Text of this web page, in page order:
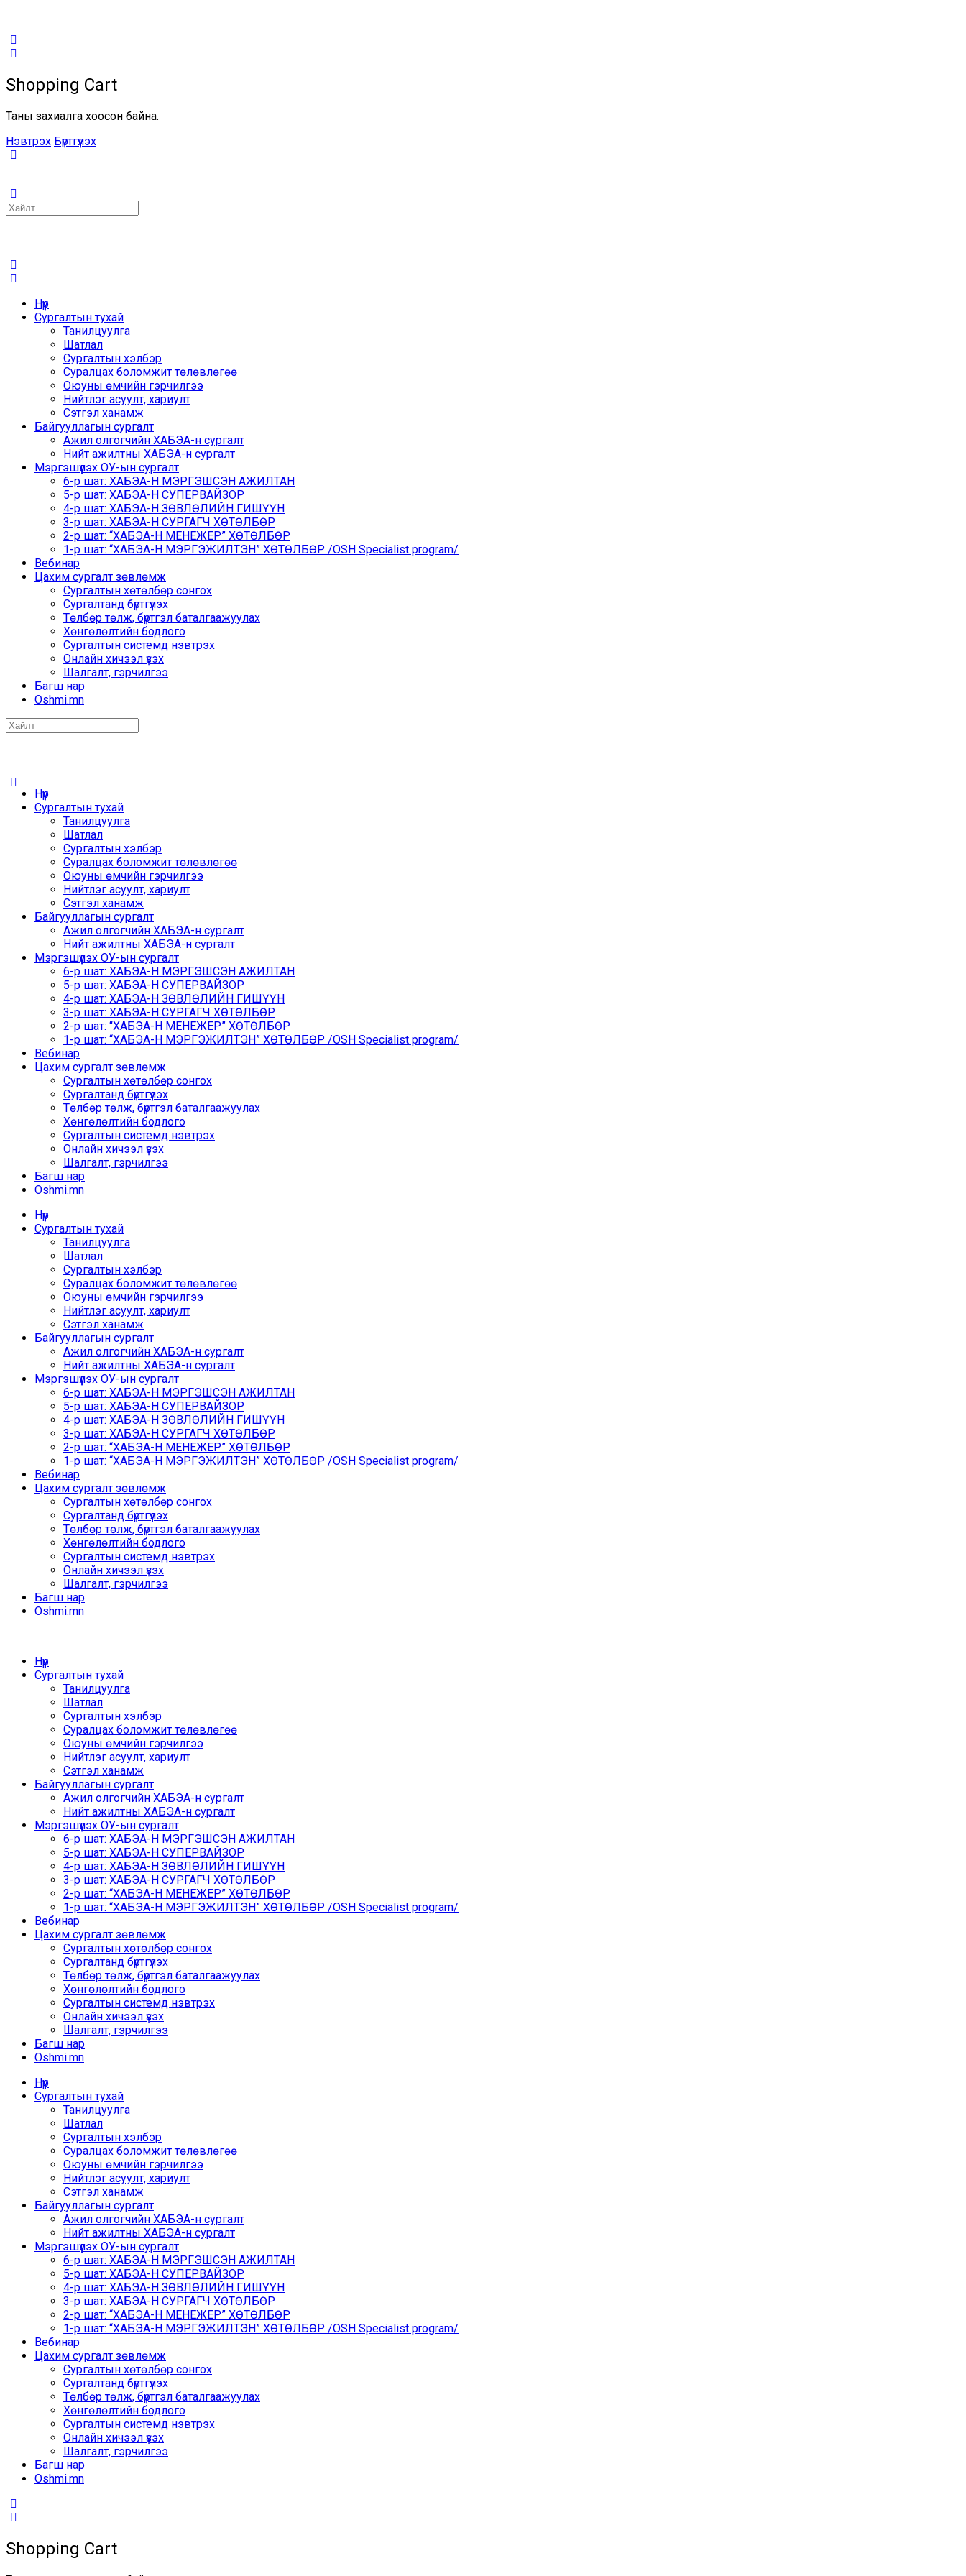
Shopping Cart
Таны захиалга хоосон байна.
Нэвтрэх Бүртгүүлэх
Search
for:
Нүүр
Сургалтын тухай
Танилцуулга
Шатлал
Сургалтын хэлбэр
Суралцах боломжит төлөвлөгөө
Оюуны өмчийн гэрчилгээ
Нийтлэг асуулт, хариулт
Сэтгэл ханамж
Байгууллагын сургалт
Ажил олгогчийн ХАБЭА-н сургалт
Нийт ажилтны ХАБЭА-н сургалт
Мэргэшүүлэх ОУ-ын сургалт
6-р шат: ХАБЭА-Н МЭРГЭШСЭН АЖИЛТАН
5-р шат: ХАБЭА-Н СУПЕРВАЙЗОР
4-р шат: ХАБЭА-Н ЗӨВЛӨЛИЙН ГИШҮҮН
3-р шат: ХАБЭА-Н СУРГАГЧ ХӨТӨЛБӨР
2-р шат: “ХАБЭА-Н МЕНЕЖЕР” ХӨТӨЛБӨР
1-р шат: “ХАБЭА-Н МЭРГЭЖИЛТЭН” ХӨТӨЛБӨР /OSH Specialist program/
Вебинар
Цахим сургалт зөвлөмж
Сургалтын хөтөлбөр сонгох
Сургалтанд бүртгүүлэх
Төлбөр төлж, бүртгэл баталгаажуулах
Хөнгөлөлтийн бодлого
Сургалтын системд нэвтрэх
Онлайн хичээл үзэх
Шалгалт, гэрчилгээ
Багш нар
Oshmi.mn
Search
for:
Нүүр
Сургалтын тухай
Танилцуулга
Шатлал
Сургалтын хэлбэр
Суралцах боломжит төлөвлөгөө
Оюуны өмчийн гэрчилгээ
Нийтлэг асуулт, хариулт
Сэтгэл ханамж
Байгууллагын сургалт
Ажил олгогчийн ХАБЭА-н сургалт
Нийт ажилтны ХАБЭА-н сургалт
Мэргэшүүлэх ОУ-ын сургалт
6-р шат: ХАБЭА-Н МЭРГЭШСЭН АЖИЛТАН
5-р шат: ХАБЭА-Н СУПЕРВАЙЗОР
4-р шат: ХАБЭА-Н ЗӨВЛӨЛИЙН ГИШҮҮН
3-р шат: ХАБЭА-Н СУРГАГЧ ХӨТӨЛБӨР
2-р шат: “ХАБЭА-Н МЕНЕЖЕР” ХӨТӨЛБӨР
1-р шат: “ХАБЭА-Н МЭРГЭЖИЛТЭН” ХӨТӨЛБӨР /OSH Specialist program/
Вебинар
Цахим сургалт зөвлөмж
Сургалтын хөтөлбөр сонгох
Сургалтанд бүртгүүлэх
Төлбөр төлж, бүртгэл баталгаажуулах
Хөнгөлөлтийн бодлого
Сургалтын системд нэвтрэх
Онлайн хичээл үзэх
Шалгалт, гэрчилгээ
Багш нар
Oshmi.mn
Нүүр
Сургалтын тухай
Танилцуулга
Шатлал
Сургалтын хэлбэр
Суралцах боломжит төлөвлөгөө
Оюуны өмчийн гэрчилгээ
Нийтлэг асуулт, хариулт
Сэтгэл ханамж
Байгууллагын сургалт
Ажил олгогчийн ХАБЭА-н сургалт
Нийт ажилтны ХАБЭА-н сургалт
Мэргэшүүлэх ОУ-ын сургалт
6-р шат: ХАБЭА-Н МЭРГЭШСЭН АЖИЛТАН
5-р шат: ХАБЭА-Н СУПЕРВАЙЗОР
4-р шат: ХАБЭА-Н ЗӨВЛӨЛИЙН ГИШҮҮН
3-р шат: ХАБЭА-Н СУРГАГЧ ХӨТӨЛБӨР
2-р шат: “ХАБЭА-Н МЕНЕЖЕР” ХӨТӨЛБӨР
1-р шат: “ХАБЭА-Н МЭРГЭЖИЛТЭН” ХӨТӨЛБӨР /OSH Specialist program/
Вебинар
Цахим сургалт зөвлөмж
Сургалтын хөтөлбөр сонгох
Сургалтанд бүртгүүлэх
Төлбөр төлж, бүртгэл баталгаажуулах
Хөнгөлөлтийн бодлого
Сургалтын системд нэвтрэх
Онлайн хичээл үзэх
Шалгалт, гэрчилгээ
Багш нар
Oshmi.mn
Нүүр
Сургалтын тухай
Танилцуулга
Шатлал
Сургалтын хэлбэр
Суралцах боломжит төлөвлөгөө
Оюуны өмчийн гэрчилгээ
Нийтлэг асуулт, хариулт
Сэтгэл ханамж
Байгууллагын сургалт
Ажил олгогчийн ХАБЭА-н сургалт
Нийт ажилтны ХАБЭА-н сургалт
Мэргэшүүлэх ОУ-ын сургалт
6-р шат: ХАБЭА-Н МЭРГЭШСЭН АЖИЛТАН
5-р шат: ХАБЭА-Н СУПЕРВАЙЗОР
4-р шат: ХАБЭА-Н ЗӨВЛӨЛИЙН ГИШҮҮН
3-р шат: ХАБЭА-Н СУРГАГЧ ХӨТӨЛБӨР
2-р шат: “ХАБЭА-Н МЕНЕЖЕР” ХӨТӨЛБӨР
1-р шат: “ХАБЭА-Н МЭРГЭЖИЛТЭН” ХӨТӨЛБӨР /OSH Specialist program/
Вебинар
Цахим сургалт зөвлөмж
Сургалтын хөтөлбөр сонгох
Сургалтанд бүртгүүлэх
Төлбөр төлж, бүртгэл баталгаажуулах
Хөнгөлөлтийн бодлого
Сургалтын системд нэвтрэх
Онлайн хичээл үзэх
Шалгалт, гэрчилгээ
Багш нар
Oshmi.mn
Нүүр
Сургалтын тухай
Танилцуулга
Шатлал
Сургалтын хэлбэр
Суралцах боломжит төлөвлөгөө
Оюуны өмчийн гэрчилгээ
Нийтлэг асуулт, хариулт
Сэтгэл ханамж
Байгууллагын сургалт
Ажил олгогчийн ХАБЭА-н сургалт
Нийт ажилтны ХАБЭА-н сургалт
Мэргэшүүлэх ОУ-ын сургалт
6-р шат: ХАБЭА-Н МЭРГЭШСЭН АЖИЛТАН
5-р шат: ХАБЭА-Н СУПЕРВАЙЗОР
4-р шат: ХАБЭА-Н ЗӨВЛӨЛИЙН ГИШҮҮН
3-р шат: ХАБЭА-Н СУРГАГЧ ХӨТӨЛБӨР
2-р шат: “ХАБЭА-Н МЕНЕЖЕР” ХӨТӨЛБӨР
1-р шат: “ХАБЭА-Н МЭРГЭЖИЛТЭН” ХӨТӨЛБӨР /OSH Specialist program/
Вебинар
Цахим сургалт зөвлөмж
Сургалтын хөтөлбөр сонгох
Сургалтанд бүртгүүлэх
Төлбөр төлж, бүртгэл баталгаажуулах
Хөнгөлөлтийн бодлого
Сургалтын системд нэвтрэх
Онлайн хичээл үзэх
Шалгалт, гэрчилгээ
Багш нар
Oshmi.mn
Shopping Cart